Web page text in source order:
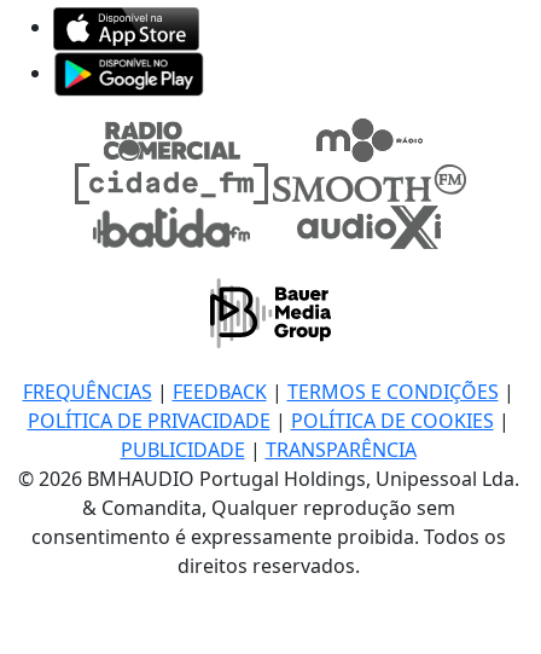
FREQUÊNCIAS | FEEDBACK| TERMOS E CONDIÇÕES |
POLÍTICA DE PRIVACIDADE | POLÍTICA DE COOKIES |
PUBLICIDADE | TRANSPARÊNCIA
© 2026 BMHAUDIO Portugal Holdings, Unipessoal Lda.
& Comandita, Qualquer reprodução sem
consentimento é expressamente proibida. Todos os
direitos reservados.